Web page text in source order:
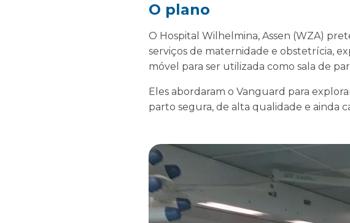
O plano
O Hospital Wilhelmina, Assen (WZA)
serviços de maternidade e obstetrícia,
móvel para ser utilizada como sala de
Eles abordaram o Vanguard para
parto segura, de alta qualidade e ainda